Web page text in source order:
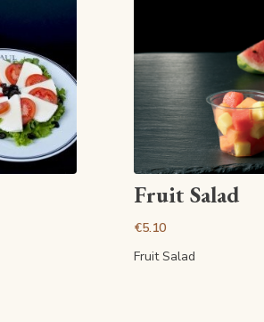
View article
Fruit Salad
€5.10
Fruit Salad